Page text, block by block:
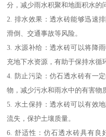
分，减少雨水积聚和地面积水的
2. 排水效果：透水砖能够迅速
滑倒、交通事故等风险。
3. 水源补给：透水砖可以将降
充地下水资源，有助于保持水循
4. 防止污染：仿石透水砖有一
物，减少污水和雨水中的有害物
5. 水土保持：透水砖可以有效
流失，保护土壤质量。
6. 舒适性：仿石透水砖具有良